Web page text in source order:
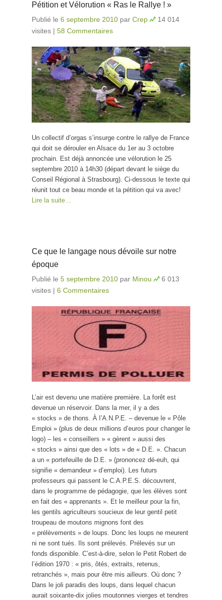
Pétition et Vélorution « Ras le Rallye ! »
Publié le 6 septembre 2010 par Crep
14 014
visites | 58 Commentaires
Un collectif d’orgas s’insurge contre le rallye de France
qui doit se dérouler en Alsace du 1er au 3 octobre
prochain. Est déjà annoncée une vélorution le 25
septembre 2010 à 14h30 (départ devant le siège du
Conseil Régional à Strasbourg). Ci-dessous le texte qui
réunit tout ce beau monde et la pétition qui va avec!
Lire la suite…
Ce que le langage nous dévoile sur notre
époque
Publié le 5 septembre 2010 par Minou
6 013
visites | 6 Commentaires
L’air est devenu une matière première. La forêt est
devenue un réservoir. Dans la mer, il y a des
« stocks » de thons. À l’A.N.P.E. – devenue le « Pôle
Emploi » (plus de deux millions d’euros pour changer le
logo) – les « conseillers » « gèrent » aussi des
« stocks » ainsi que des « lots » de « D.E. ». Chacun
a un « portefeuille de D.E. » (prononcez dé-euh, qui
signifie « demandeur » d’emploi). Les futurs
professeurs qui passent le C.A.P.E.S. découvrent,
dans le programme de pédagogie, que les élèves sont
en fait des « apprenants ». Et le meilleur pour la fin,
les gentils agriculteurs soucieux de leur gentil petit
troupeau de moutons mignons font des
« prélèvements » de loups. Donc les loups ne meurent
ni ne sont tués. Ils sont prélevés. Prélevés sur un
fonds disponible. C’est-à-dire, selon le Petit Robert de
l’édition 1970 : « pris, ôtés, extraits, retenus,
retranchés », mais pour être mis ailleurs. Où donc ?
Dans le joli paradis des loups, dans lequel chacun
aurait soixante-dix jolies moutonnes vierges et tendres